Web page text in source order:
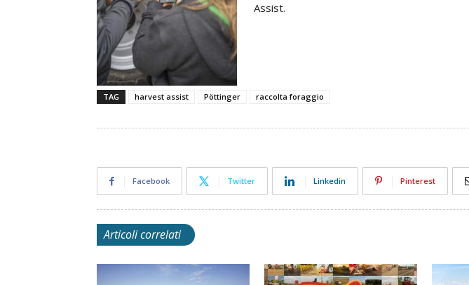
Assist.
TAG harvest assist Pöttinger raccolta foraggio
Facebook Twitter Linkedin Pinterest
Articoli correlati